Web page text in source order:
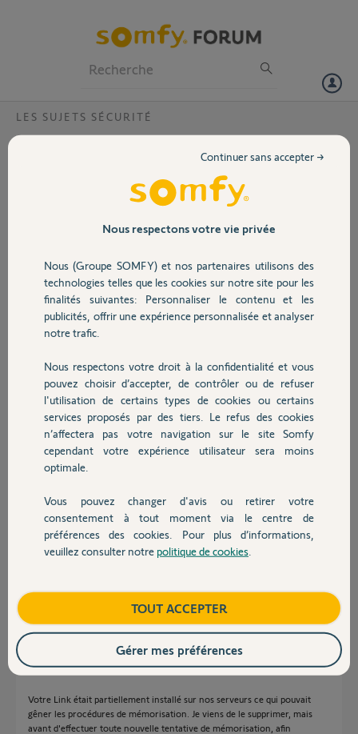
Volet
Sécurité
Domotique
Chauffage
Autres produits
Devis avec un pro
Contact
LES SUJETS SÉCURITÉ
Erreur inattendue s’est produite ?
J’ai les mêmes problèmes que d’écrit dans le forum suite à plusieurs
aujourd’hui et depuis plusieurs tentatives j’ai cet erreur. Il semblerait
démarche auprès de Somfy ? Cdt
Merci,
David D.
Participer au fil de discussion
Réponses
Est ce que quelqu'un de chez Somfy peut me répondre, je vous joint
l'identifiant du Lynk qui visiblement permet le reset du Lynk a distance
BU0111017BF81936
merci d'avance pour votre réponse rapide
Votre Link était partiellement installé sur nos serveurs ce qui pouvait
gêner les procédures de mémorisation. Je viens de le supprimer, mais
avant d'effectuer toute nouvelle tentative de mémorisation, afin
Nous respectons votre vie privée
Nous (Groupe SOMFY) et nos partenaires utilisons des
technologies telles que les cookies sur notre site pour les
finalités suivantes: Personnaliser le contenu et les
publicités, offrir une expérience personnalisée et analyser
notre trafic.
Nous respectons votre droit à la confidentialité et vous
pouvez choisir d’accepter, de contrôler ou de refuser
l'utilisation de certains types de cookies ou certains
services proposés par des tiers. Le refus des cookies
n’affectera pas votre navigation sur le site Somfy
cependant votre expérience utilisateur sera moins
optimale.
Vous pouvez changer d'avis ou retirer votre
consentement à tout moment via le centre de
préférences des cookies. Pour plus d’informations,
veuillez consulter notre politique de cookies
Continuer sans accepter →
TOUT ACCEPTER
Gérer mes préférences